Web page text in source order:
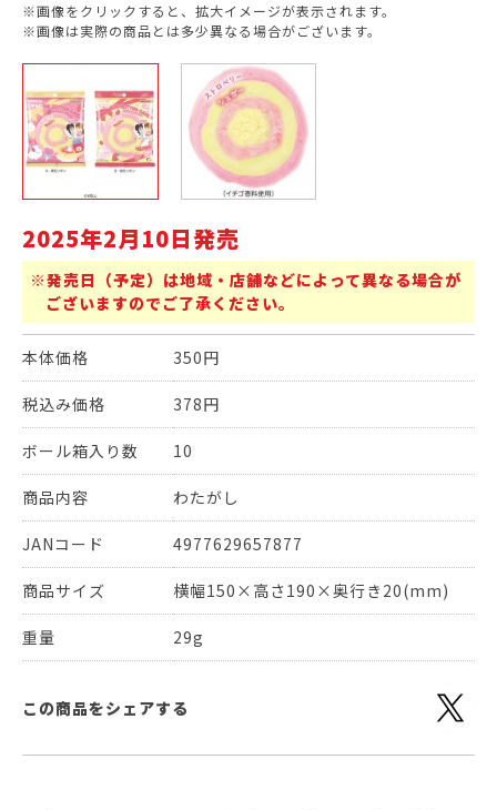
※画像をクリックすると、拡大イメージが表示されます。
※画像は実際の商品とは多少異なる場合がございます。
2025年2月10日発売
※発売日（予定）は地域・店舗などによって異なる場合が
ございますのでご了承ください。
本体価格 350円
税込み価格 378円
ボール箱入り数 10
商品内容 わたがし
JANコード 4977629657877
商品サイズ 横幅150×高さ190×奥行き20(mm)
重量 29g
この商品をシェアする